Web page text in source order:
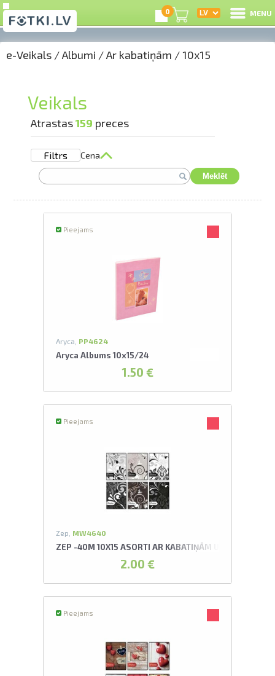
0 MENU
e-Veikals /Albumi /Ar kabatiņām / 10x15
Veikals
Atrastas159 preces
Filtrs Cena
Meklēt
Pieejams
Aryca, PP4624
Aryca Albums 10x15/24
1.50 €
Pieejams
Zep, MW4640
ZEP -40M 10X15 ASORTI AR KABATIŅĀM UMBRIA
2.00 €
Pieejams